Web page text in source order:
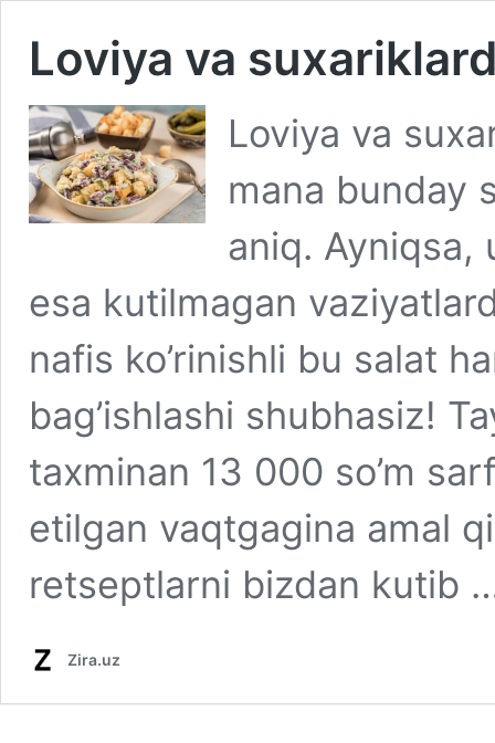
Loviya va
Loviya va
mana bunday
aniq. Ayniqsa,
esa kutilmagan
nafis ko’rinishli bu salat
bag’ishlashi shubhasiz!
taxminan 13 000 so’m
etilgan vaqtgagina amal
retseptlarni bizdan kutib
Zira.uz